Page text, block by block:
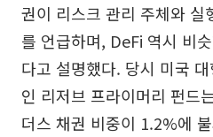
권이 리스크 관리 주체와 실
를 언급하며, DeFi 역시 비
다고 설명했다. 당시 미국
인 리저브 프라이머리 펀드
더스 채권 비중이 1.2%에